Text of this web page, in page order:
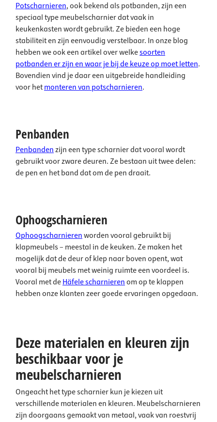
Potscharnieren, ook bekend als potbanden, zijn een
speciaal type meubelscharnier dat vaak in
keukenkasten wordt gebruikt. Ze bieden een hoge
stabiliteit en zijn eenvoudig verstelbaar. In onze blog
hebben we ook een artikel over welkesoorten
potbanden er zijn en waar je bij de keuze op moet letten.
Bovendien vind je daar een uitgebreide handleiding
voor hetmonteren van potscharnieren.
Penbanden
Penbandenzijn een type scharnier dat vooral wordt
gebruikt voor zware deuren. Ze bestaan uit twee delen:
de pen en het band dat om de pen draait.
Ophoogscharnieren
Ophoogscharnierenworden vooral gebruikt bij
klapmeubels – meestal in de keuken. Ze maken het
mogelijk dat de deur of klep naar boven opent, wat
vooral bij meubels met weinig ruimte een voordeel is.
Vooral met deHäfele scharnierenom op te klappen
hebben onze klanten zeer goede ervaringen opgedaan.
Deze materialen en kleuren zijn
beschikbaar voor je
meubelscharnieren
Ongeacht het type scharnier kun je kiezen uit
verschillende materialen en kleuren. Meubelscharnieren
zijn doorgaans gemaakt van metaal, vaak van roestvrij